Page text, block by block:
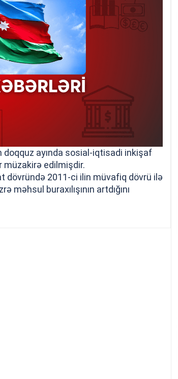
doqquz ayında sosial-iqtisadi inkişaf
müzakirə edilmişdir.
dövründə 2011-ci ilin müvafiq dövrü ilə
buraxılışının artdığını